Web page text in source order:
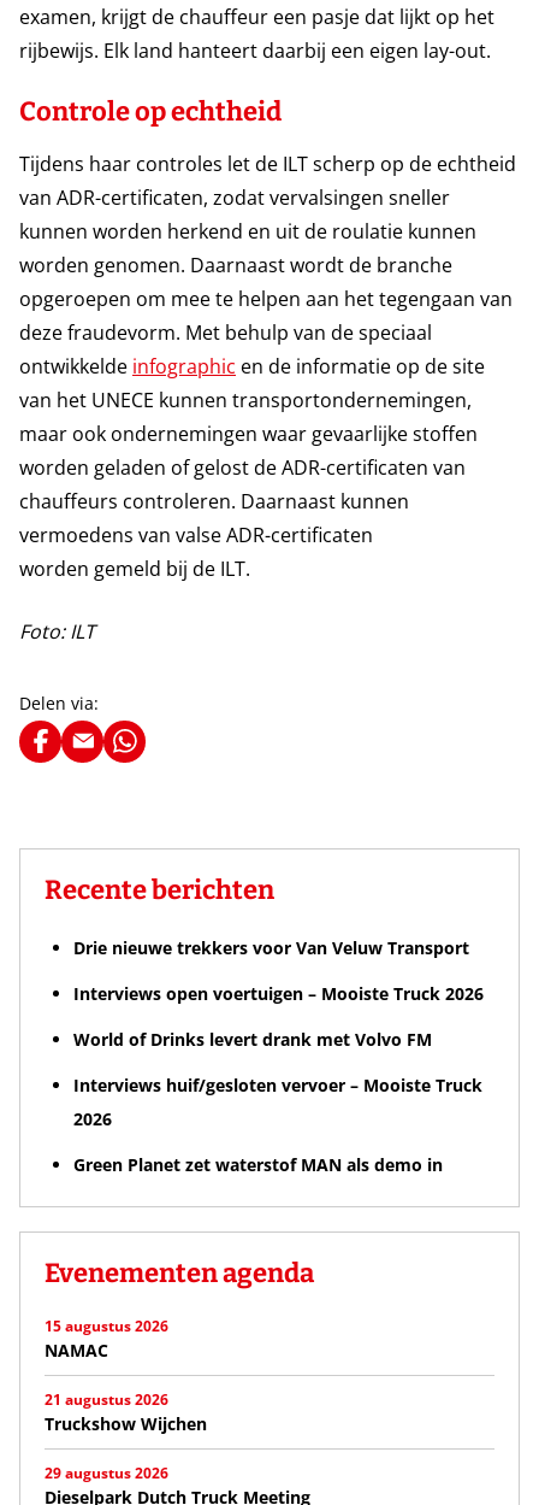
examen, krijgt de chauffeur een pasje dat lijkt op het
rijbewijs. Elk land hanteert daarbij een eigen lay-out.
Controle op echtheid
Tijdens haar controles let de ILT scherp op de echtheid
van ADR-certificaten, zodat vervalsingen sneller
kunnen worden herkend en uit de roulatie kunnen
worden genomen. Daarnaast wordt de branche
opgeroepen om mee te helpen aan het tegengaan van
deze fraudevorm. Met behulp van de speciaal
ontwikkelde infographic en de informatie op de site
van het UNECE kunnen transportondernemingen,
maar ook ondernemingen waar gevaarlijke stoffen
worden geladen of gelost de ADR-certificaten van
chauffeurs controleren. Daarnaast kunnen
vermoedens van valse ADR-certificaten
worden gemeld bij de ILT.
Foto: ILT
Delen via:
Recente berichten
Drie nieuwe trekkers voor Van Veluw Transport
Interviews open voertuigen – Mooiste Truck 2026
World of Drinks levert drank met Volvo FM
Interviews huif/gesloten vervoer – Mooiste Truck
2026
Green Planet zet waterstof MAN als demo in
Evenementen agenda
15 augustus 2026
NAMAC
21 augustus 2026
Truckshow Wijchen
29 augustus 2026
Dieselpark Dutch Truck Meeting